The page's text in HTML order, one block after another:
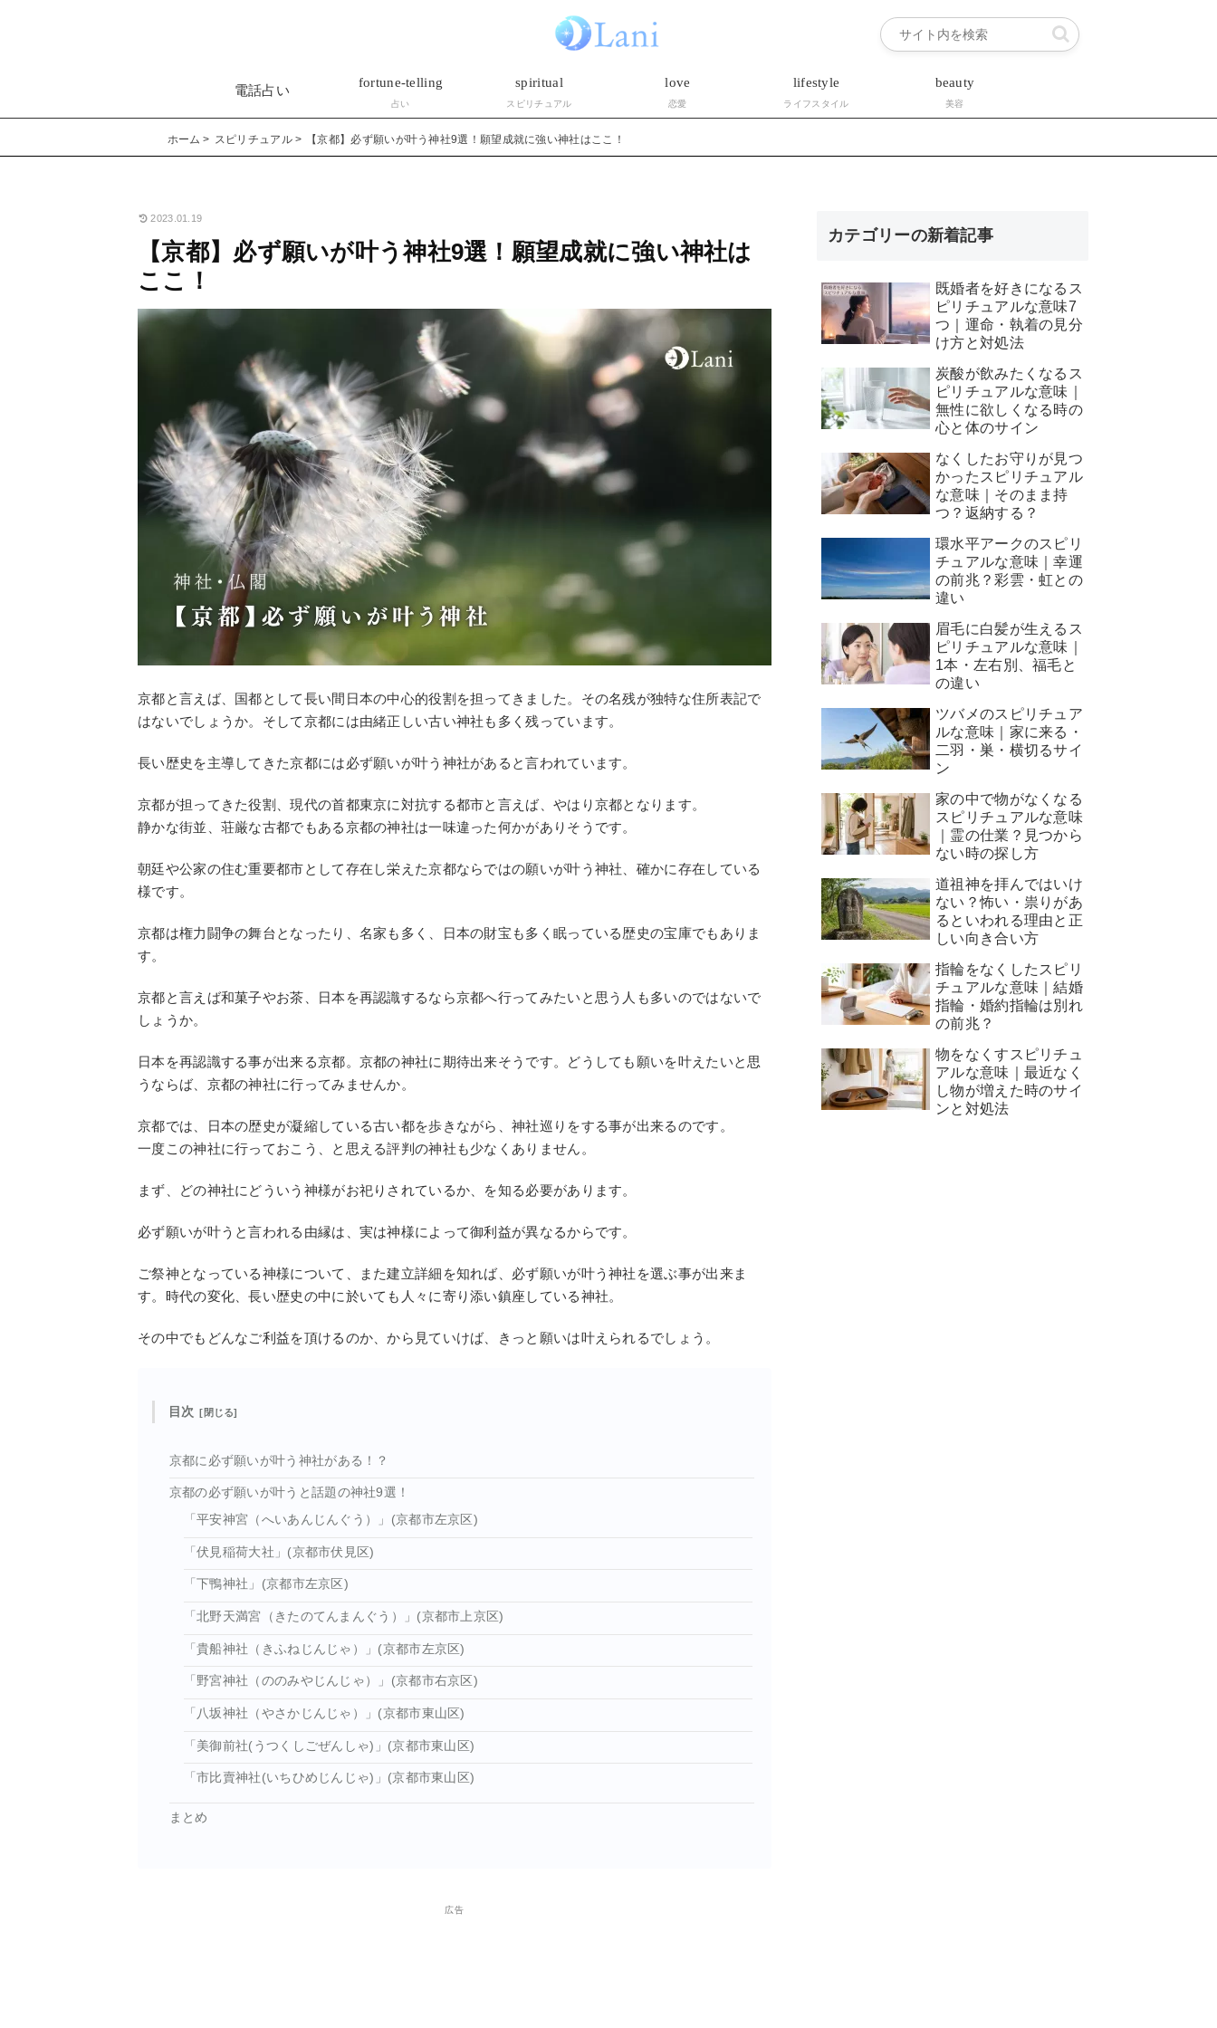
電話占い
fortune-telling
占い
spiritual
スピリチュアル
love
恋愛
lifestyle
ライフスタイル
beauty
美容
ホーム スピリチュアル 【京都】必ず願いが叶う神社9選！願望成就に強い神社はここ！
2023.01.19
【京都】必ず願いが叶う神社9選！願望成就に強い神社は
ここ！
京都と言えば、国都として長い間日本の中心的役割を担ってきました。その名残が独特な住所表記で
はないでしょうか。そして京都には由緒正しい古い神社も多く残っています。
長い歴史を主導してきた京都には必ず願いが叶う神社があると言われています。
京都が担ってきた役割、現代の首都東京に対抗する都市と言えば、やはり京都となります。
静かな街並、荘厳な古都でもある京都の神社は一味違った何かがありそうです。
朝廷や公家の住む重要都市として存在し栄えた京都ならではの願いが叶う神社、確かに存在している
様です。
京都は権力闘争の舞台となったり、名家も多く、日本の財宝も多く眠っている歴史の宝庫でもありま
す。
京都と言えば和菓子やお茶、日本を再認識するなら京都へ行ってみたいと思う人も多いのではないで
しょうか。
日本を再認識する事が出来る京都。京都の神社に期待出来そうです。どうしても願いを叶えたいと思
うならば、京都の神社に行ってみませんか。
京都では、日本の歴史が凝縮している古い都を歩きながら、神社巡りをする事が出来るのです。
一度この神社に行っておこう、と思える評判の神社も少なくありません。
まず、どの神社にどういう神様がお祀りされているか、を知る必要があります。
必ず願いが叶うと言われる由縁は、実は神様によって御利益が異なるからです。
ご祭神となっている神様について、また建立詳細を知れば、必ず願いが叶う神社を選ぶ事が出来ま
す。時代の変化、長い歴史の中に於いても人々に寄り添い鎮座している神社。
その中でもどんなご利益を頂けるのか、から見ていけば、きっと願いは叶えられるでしょう。
目次
京都に必ず願いが叶う神社がある！？
京都の必ず願いが叶うと話題の神社9選！
「平安神宮（へいあんじんぐう）」(京都市左京区)
「伏見稲荷大社」(京都市伏見区)
「下鴨神社」(京都市左京区)
「北野天満宮（きたのてんまんぐう）」(京都市上京区)
「貴船神社（きふねじんじゃ）」(京都市左京区)
「野宮神社（ののみやじんじゃ）」(京都市右京区)
「八坂神社（やさかじんじゃ）」(京都市東山区)
「美御前社(うつくしごぜんしゃ)」(京都市東山区)
「市比賣神社(いちひめじんじゃ)」(京都市東山区)
まとめ
広告
カテゴリーの新着記事
既婚者を好きになるス
ピリチュアルな意味7
つ｜運命・執着の見分
け方と対処法
炭酸が飲みたくなるス
ピリチュアルな意味｜
無性に欲しくなる時の
心と体のサイン
なくしたお守りが見つ
かったスピリチュアル
な意味｜そのまま持
つ？返納する？
環水平アークのスピリ
チュアルな意味｜幸運
の前兆？彩雲・虹との
違い
眉毛に白髪が生えるス
ピリチュアルな意味｜
1本・左右別、福毛と
の違い
ツバメのスピリチュア
ルな意味｜家に来る・
二羽・巣・横切るサイ
ン
家の中で物がなくなる
スピリチュアルな意味
｜霊の仕業？見つから
ない時の探し方
道祖神を拝んではいけ
ない？怖い・祟りがあ
るといわれる理由と正
しい向き合い方
指輪をなくしたスピリ
チュアルな意味｜結婚
指輪・婚約指輪は別れ
の前兆？
物をなくすスピリチュ
アルな意味｜最近なく
し物が増えた時のサイ
ンと対処法